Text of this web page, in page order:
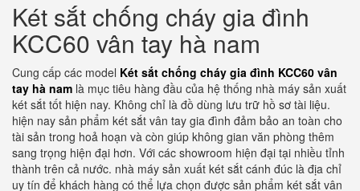
Két sắt chống cháy gia đình
KCC60 vân tay hà nam
Cung cấp các model Két sắt chống cháy gia đình KCC60 vân
tay hà nam là mục tiêu hàng đầu của hệ thống nhà máy sản xuất
két sắt tốt hiện nay. Không chỉ là đồ dùng lưu trữ hồ sơ tài liệu.
hiện nay sản phẩm két sắt vân tay gia đình đảm bảo an toàn cho
tài sản trong hoả hoạn và còn giúp không gian văn phòng thêm
sang trọng hiện đại hơn. Với các showroom hiện đại tại nhiều tỉnh
thành trên cả nước. nhà máy sản xuất két sắt cánh đúc là địa chỉ
uy tín để khách hàng có thể lựa chọn được sản phẩm két sắt vân